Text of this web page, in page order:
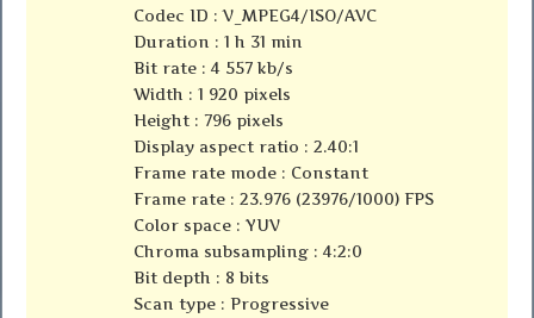
Codec ID : V_MPEG4/ISO/AVC
Duration : 1 h 31 min
Bit rate : 4 557 kb/s
Width : 1 920 pixels
Height : 796 pixels
Display aspect ratio : 2.40:1
Frame rate mode : Constant
Frame rate : 23.976 (23976/1000) FPS
Color space : YUV
Chroma subsampling : 4:2:0
Bit depth : 8 bits
Scan type : Progressive